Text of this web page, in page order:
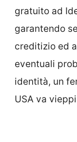
gratuito ad
garantendo
creditizio ed
eventuali
identità, un
USA va